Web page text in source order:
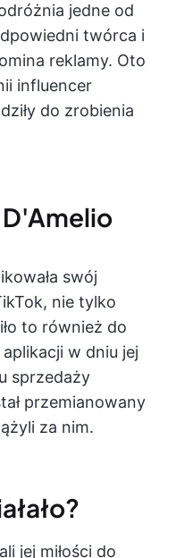
jedne od
twórca i
reklamy. Oto
influencer
do zrobienia
D'Amelio
swój
nie tylko
to również do
w dniu jej
sprzedaży
przemianowany
za nim.
jej miłości do